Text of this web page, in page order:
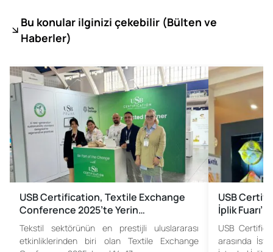
Bu konular ilginizi çekebilir (Bülten ve
Haberler)
USB Certification, Textile Exchange
Conference 2025’te Yerin…
Tekstil sektörünün en prestijli uluslararası
etkinliklerinden biri olan Textile Exchange
USB
İplik
USB
arasında